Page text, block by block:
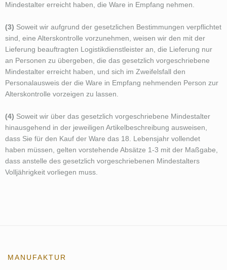
Mindestalter erreicht haben, die Ware in Empfang nehmen.
(3) Soweit wir aufgrund der gesetzlichen Bestimmungen verpflichtet
sind, eine Alterskontrolle vorzunehmen, weisen wir den mit der
Lieferung beauftragten Logistikdienstleister an, die Lieferung nur
an Personen zu übergeben, die das gesetzlich vorgeschriebene
Mindestalter erreicht haben, und sich im Zweifelsfall den
Personalausweis der die Ware in Empfang nehmenden Person zur
Alterskontrolle vorzeigen zu lassen.
(4) Soweit wir über das gesetzlich vorgeschriebene Mindestalter
hinausgehend in der jeweiligen Artikelbeschreibung ausweisen,
dass Sie für den Kauf der Ware das 18. Lebensjahr vollendet
haben müssen, gelten vorstehende Absätze 1-3 mit der Maßgabe,
dass anstelle des gesetzlich vorgeschriebenen Mindestalters
Volljährigkeit vorliegen muss.
MANUFAKTUR